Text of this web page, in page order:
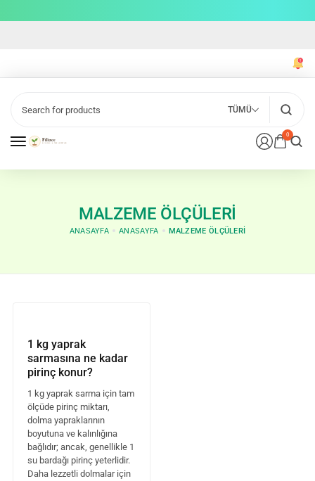
0
TÜMÜ
MALZEME ÖLÇÜLERI
ANASAYFA ANASAYFA MALZEME ÖLÇÜLERI
1 kg yaprak
sarmasına ne kadar
pirinç konur?
1 kg yaprak sarma için tam
ölçüde pirinç miktarı,
dolma yapraklarının
boyutuna ve kalınlığına
bağlıdır; ancak, genellikle 1
su bardağı pirinç yeterlidir.
Daha lezzetli dolmalar için